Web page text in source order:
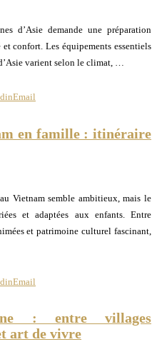
d’Asie demande une préparation
confort. Les équipements essentiels
varient selon le climat, …
Email
en famille : itinéraire
Vietnam semble ambitieux, mais le
et adaptées aux enfants. Entre
et patrimoine culturel fascinant,
Email
: entre villages
art de vivre